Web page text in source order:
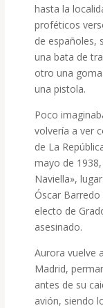
hasta la
proféticos
de españoles,
una bata de
otro una
una pistola.
Poco
volvería a ver
de La
mayo de
Naviella»,
Óscar
electo de
asesinado.
Aurora vuelve
Madrid,
antes de su
avión, siendo